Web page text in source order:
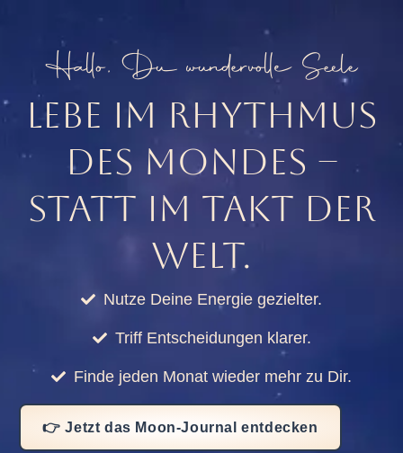
Hallo, Du wundervolle Seele
LEBE IM RHYTHMUS
DES MONDES –
STATT IM TAKT DER
WELT.
Nutze Deine Energie gezielter.
Triff Entscheidungen klarer.
Finde jeden Monat wieder mehr zu Dir.
👉 Jetzt das Moon-Journal entdecken